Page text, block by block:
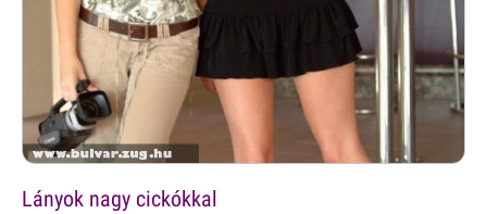
Lányok nagy cickókkal